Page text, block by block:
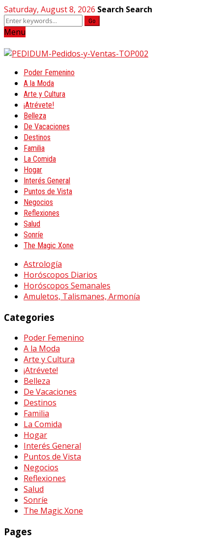
Saturday, August 8, 2026 Search Search
Go
Menu
Poder Femenino
A la Moda
Arte y Cultura
¡Atrévete!
Belleza
De Vacaciones
Destinos
Familia
La Comida
Hogar
Interés General
Puntos de Vista
Negocios
Reflexiones
Salud
Sonríe
The Magic Xone
Astrología
Horóscopos Diarios
Horóscopos Semanales
Amuletos, Talismanes, Armonía
Categories
Poder Femenino
A la Moda
Arte y Cultura
¡Atrévete!
Belleza
De Vacaciones
Destinos
Familia
La Comida
Hogar
Interés General
Puntos de Vista
Negocios
Reflexiones
Salud
Sonríe
The Magic Xone
Pages